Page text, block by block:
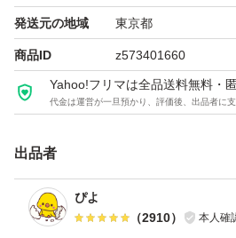
【お手入れのステップ】
1 : クレンジング/洗顔
2 : ふき取り化粧水
3 : 発酵導入化粧液
5 : 乳液
6 : 美容液
7 : クリーム
発送元の地域 東京都
商品ID z573401660
Yahoo!フリマは全品送料無料・
代金は運営が一旦預かり、評価後、出品者に
出品者
ぴよ
（2910） 本人確